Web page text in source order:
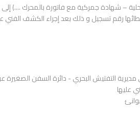
– شهادة جمركية مع فاتورة بالمحرك ....) إلى
رقم تسجيل و ذلك بعد إجراء الكشف الفني
التفتيش البحري - دائرة السفن الصغيرة
عليها